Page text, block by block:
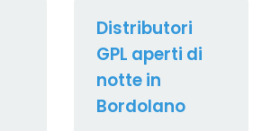
Distributori
GPL aperti di
notte in
Bordolano